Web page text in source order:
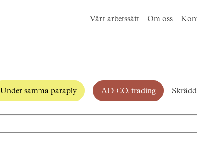
Vårt arbetssätt Om oss
Under samma paraply AD CO. trading